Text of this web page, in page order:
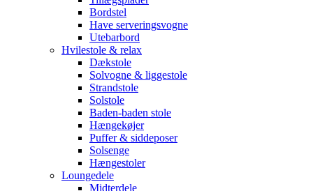
Bordstel
Have serveringsvogne
Utebarbord
Hvilestole & relax
Dækstole
Solvogne & liggestole
Strandstole
Solstole
Baden-baden stole
Hængekøjer
Puffer & siddeposer
Solsenge
Hængestoler
Loungedele
Midterdele